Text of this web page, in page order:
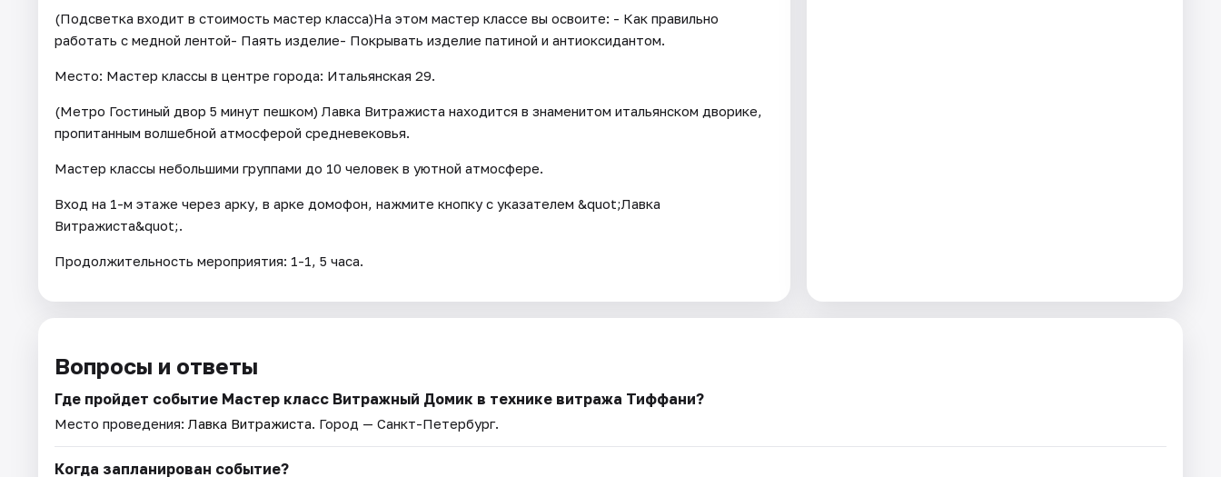
(Подсветка входит в стоимость мастер класса)На этом мастер классе вы освоите: - Как правильно
работать с медной лентой- Паять изделие- Покрывать изделие патиной и антиоксидантом.
Место: Мастер классы в центре города: Итальянская 29.
(Метро Гостиный двор 5 минут пешком) Лавка Витражиста находится в знаменитом итальянском дворике,
пропитанным волшебной атмосферой средневековья.
Мастер классы небольшими группами до 10 человек в уютной атмосфере.
Вход на 1-м этаже через арку, в арке домофон, нажмите кнопку с указателем &quot;Лавка
Витражиста&quot;.
Продолжительность мероприятия: 1-1, 5 часа.
Вопросы и ответы
Где пройдет событие Мастер класс Витражный Домик в технике витража Тиффани?
Место проведения: Лавка Витражиста. Город — Санкт-Петербург.
Когда запланирован событие?